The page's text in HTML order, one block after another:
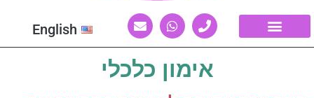
English
אימון כלכלי